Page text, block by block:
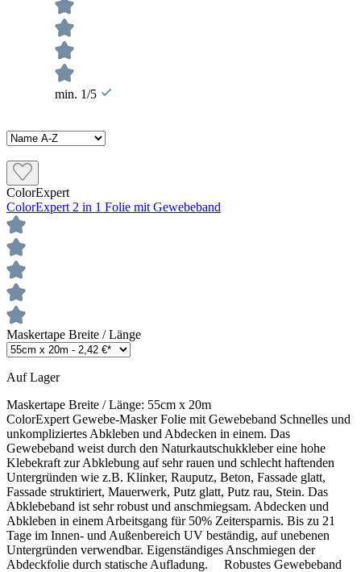
min. 1/5
ColorExpert
ColorExpert 2 in 1 Folie mit Gewebeband
Maskertape Breite / Länge
Auf Lager
Maskertape Breite / Länge: 55cm x 20m
ColorExpert Gewebe-Masker Folie mit Gewebeband Schnelles und
unkompliziertes Abkleben und Abdecken in einem. Das
Gewebeband weist durch den Naturkautschukkleber eine hohe
Klebekraft zur Abklebung auf sehr rauen und schlecht haftenden
Untergründen wie z.B. Klinker, Rauputz, Beton, Fassade glatt,
Fassade struktiriert, Mauerwerk, Putz glatt, Putz rau, Stein. Das
Abklebeband ist sehr robust und anschmiegsam. Abdecken und
Abkleben in einem Arbeitsgang für 50% Zeitersparnis. Bis zu 21
Tage im Innen- und Außenbereich UV beständig, auf unebenen
Untergründen verwendbar. Eigenständiges Anschmiegen der
Abdeckfolie durch statische Aufladung. Robustes Gewebeband